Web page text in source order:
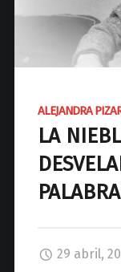
ALEJANDRA
LA
PALABRA
29 abril,